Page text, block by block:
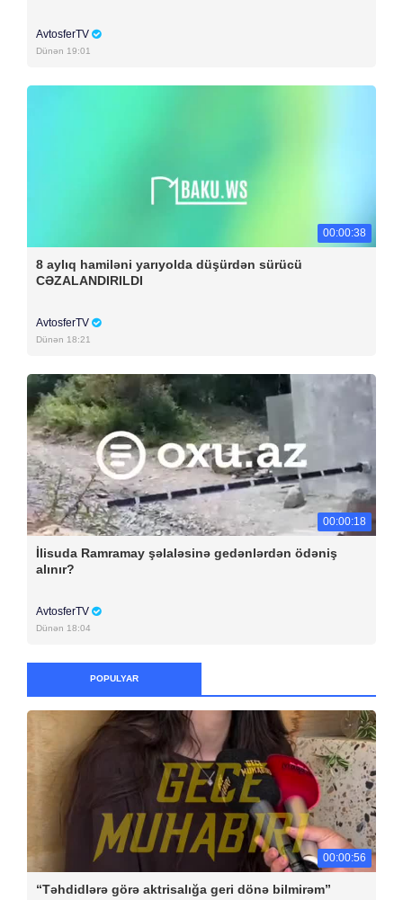
AvtosferTV
Dünən 19:01
00:00:38
8 aylıq hamiləni yarıyolda düşürdən sürücü
CƏZALANDIRILDI
AvtosferTV
Dünən 18:21
00:00:18
İlisuda Ramramay şəlaləsinə gedənlərdən ödəniş
alınır?
AvtosferTV
Dünən 18:04
POPULYAR
00:00:56
“Təhdidlərə görə aktrisalığa geri dönə bilmirəm”